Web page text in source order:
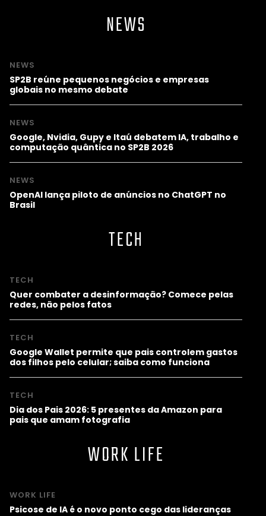
NEWS
NEWS
SP2B reúne pequenos negócios e empresas
globais no mesmo debate
NEWS
Google, Nvidia, Gupy e Itaú debatem IA, trabalho e
computação quântica no SP2B 2026
NEWS
OpenAI lança piloto de anúncios no ChatGPT no
Brasil
TECH
TECH
Quer combater a desinformação? Comece pelas
redes, não pelos fatos
TECH
Google Wallet permite que pais controlem gastos
dos filhos pelo celular; saiba como funciona
TECH
Dia dos Pais 2026: 5 presentes da Amazon para
pais que amam fotografia
WORK LIFE
WORK LIFE
Psicose de IA é o novo ponto cego das lideranças